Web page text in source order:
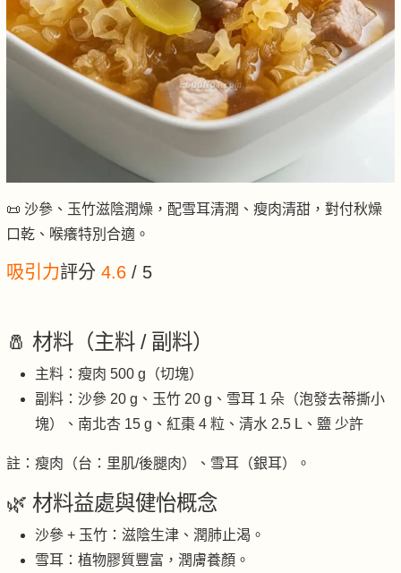
📜 沙參、玉竹滋陰潤燥，配雪耳清潤、瘦肉清甜，對付秋燥
口乾、喉癢特別合適。
吸引力評分 4.6 / 5
🧂 材料（主料 / 副料）
主料：瘦肉 500 g（切塊）
副料：沙參 20 g、玉竹 20 g、雪耳 1 朵（泡發去蒂撕小
塊）、南北杏 15 g、紅棗 4 粒、清水 2.5 L、鹽 少許
註：瘦肉（台：里肌/後腿肉）、雪耳（銀耳）。
🌿 材料益處與健怡概念
沙參 + 玉竹：滋陰生津、潤肺止渴。
雪耳：植物膠質豐富，潤膚養顏。